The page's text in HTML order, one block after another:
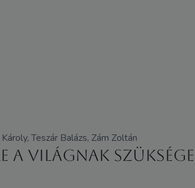
Teszár Balázs, Zám Zoltán
a világnak